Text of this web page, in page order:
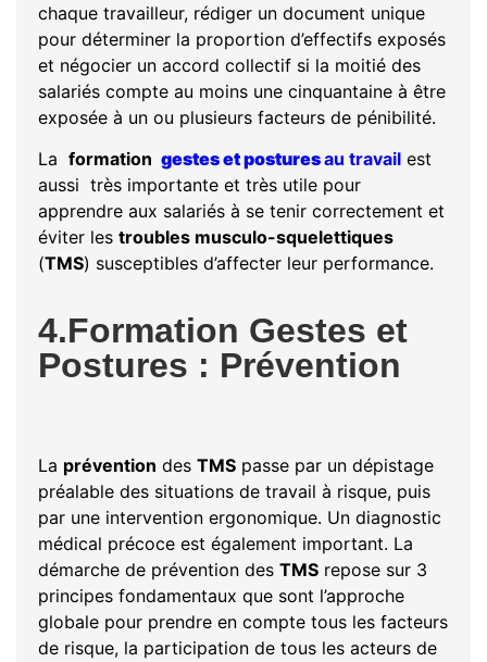
chaque travailleur, rédiger un document unique
pour déterminer la proportion d’effectifs exposés
et négocier un accord collectif si la moitié des
salariés compte au moins une cinquantaine à être
exposée à un ou plusieurs facteurs de pénibilité.
La formation gestes et posturesau travail est
aussi très importante et très utile pour
apprendre aux salariés à se tenir correctement et
éviter les troubles musculo-squelettiques
(TMS) susceptibles d’affecter leur performance.
4.Formation Gestes et
Postures : Prévention
La prévention des TMS passe par un dépistage
préalable des situations de travail à risque, puis
par une intervention ergonomique. Un diagnostic
médical précoce est également important. La
démarche de prévention des TMS repose sur 3
principes fondamentaux que sont l’approche
globale pour prendre en compte tous les facteurs
de risque, la participation de tous les acteurs de